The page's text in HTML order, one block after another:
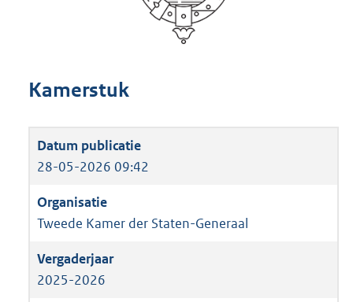
Kamerstuk
28-05-2026 09:42
Tweede Kamer der Staten-Generaal
2025-2026